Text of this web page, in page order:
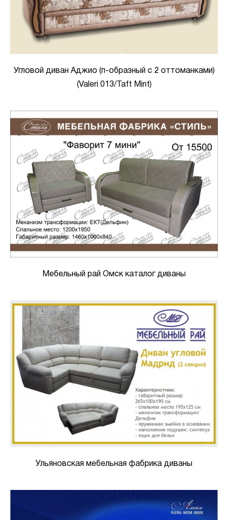
Угловой диван Аджио (п-образный с 2 оттоманками)
(Valeri 013/Taft Mint)
Мебельный рай Омск каталог диваны
Ульяновская мебельная фабрика диваны